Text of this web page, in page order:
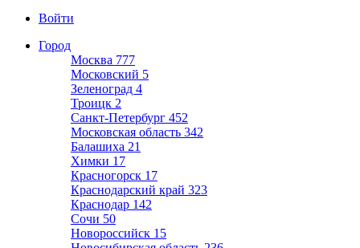
Войти
Город
Москва 777
Московский 5
Зеленоград 4
Троицк 2
Санкт-Петербург 452
Московская область 342
Балашиха 21
Химки 17
Красногорск 17
Краснодарский край 323
Краснодар 142
Сочи 50
Новороссийск 15